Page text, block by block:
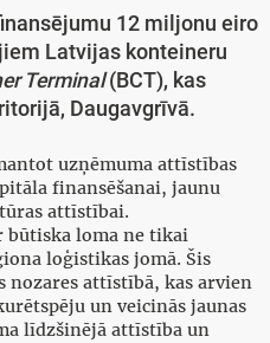
12 miljonu eiro
Latvijas konteineru
Terminal(BCT), kas
Daugavgrīvā.
uzņēmuma attīstības
finansēšanai, jaunu
attīstībai.
būtiska loma ne tikai
loģistikas jomā. Šis
attīstībā, kas arvien
un veicinās jaunas
līdzšinējā attīstība un